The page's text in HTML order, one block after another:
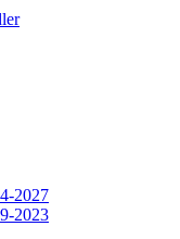
2027
2023